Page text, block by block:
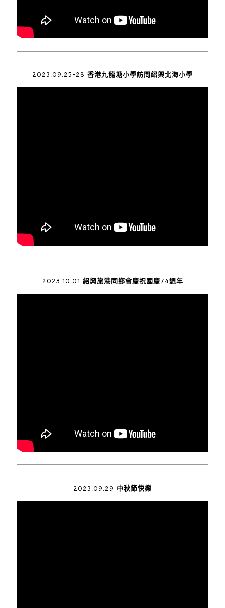
2023.09.25-28 香港九龍塘小學訪問紹興北海小學
2023.10.01 紹興旅港同鄉會慶祝國慶74週年
2023.09.29 中秋節快樂